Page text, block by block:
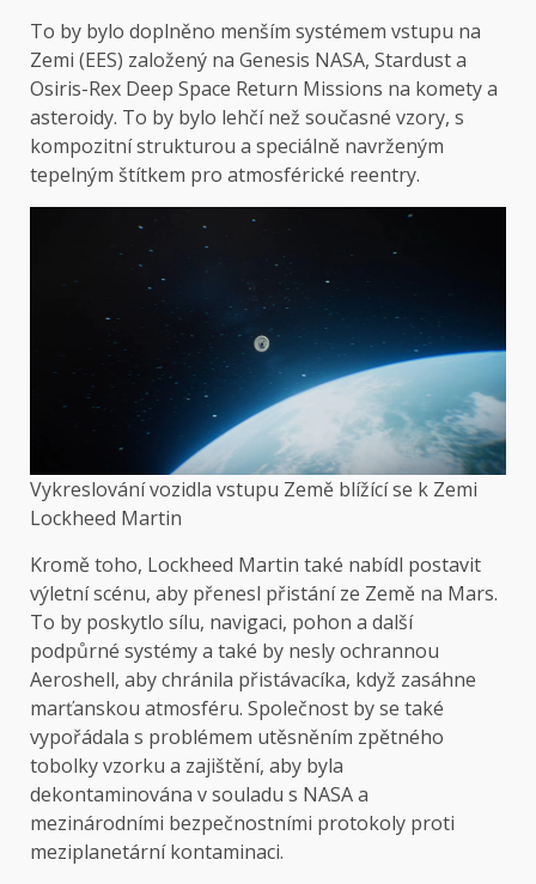
To by bylo doplněno menším systémem vstupu na
Zemi (EES) založený na Genesis NASA, Stardust a
Osiris-Rex Deep Space Return Missions na komety a
asteroidy. To by bylo lehčí než současné vzory, s
kompozitní strukturou a speciálně navrženým
tepelným štítkem pro atmosférické reentry.
Vykreslování vozidla vstupu Země blížící se k Zemi
Lockheed Martin
Kromě toho, Lockheed Martin také nabídl postavit
výletní scénu, aby přenesl přistání ze Země na Mars.
To by poskytlo sílu, navigaci, pohon a další
podpůrné systémy a také by nesly ochrannou
Aeroshell, aby chránila přistávacíka, když zasáhne
marťanskou atmosféru. Společnost by se také
vypořádala s problémem utěsněním zpětného
tobolky vzorku a zajištění, aby byla
dekontaminována v souladu s NASA a
mezinárodními bezpečnostními protokoly proti
meziplanetární kontaminaci.